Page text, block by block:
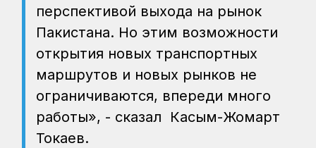
перспективой выхода на рынок
Пакистана. Но этим возможности
открытия новых транспортных
маршрутов и новых рынков не
ограничиваются, впереди много
работы», - сказал Касым-Жомарт
Токаев.